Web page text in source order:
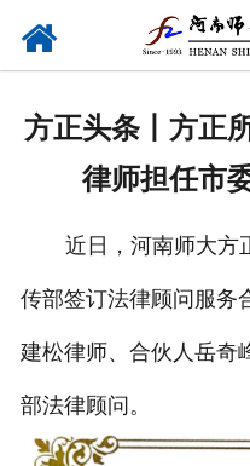
方正头条丨方正
律师担任市
近日，河南师大方
传部签订法律顾问服务
建松律师、合伙人岳奇
部法律顾问。